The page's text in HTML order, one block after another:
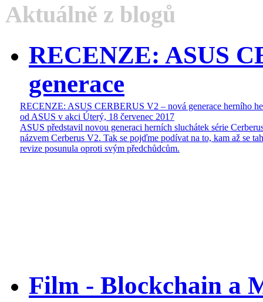
Aktuálně z blogů
RECENZE: ASUS
generace
RECENZE: ASUS CERBERUS V2 – nová generace herního
od ASUS v akci Úterý, 18 červenec 2017
ASUS představil novou generaci herních sluchátek série
názvem Cerberus V2. Tak se pojďme podívat na to, kam až se
revize posunula oproti svým předchůdcům.
Film - Blockchain a